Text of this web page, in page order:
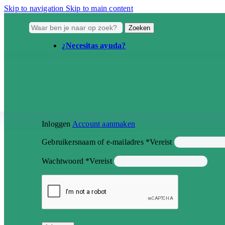
Skip to navigation Skip to main content
Zoeken
¿Necesitas ayuda?
Inloggen Account aanmaken
Gebruikersnaam of e-mailadres *Vereist
Wachtwoord *Vereist